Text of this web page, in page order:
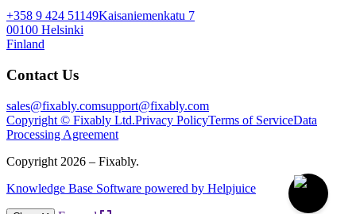
+358 9 424 51149Kaisaniemenkatu 7
00100 Helsinki
Finland
Contact Us
sales@fixably.comsupport@fixably.com
Copyright © Fixably Ltd.Privacy PolicyTerms of ServiceData
Processing Agreement
Copyright 2026 – Fixably.
Knowledge Base Software powered by Helpjuice